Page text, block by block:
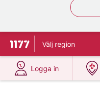
Till startsidan för 1177
Välj region
Logga in
på 1177.se